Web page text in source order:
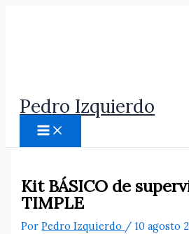
Pedro Izquierdo
Kit BÁSICO de
TIMPLE
PorPedro Izquierdo /10 agosto